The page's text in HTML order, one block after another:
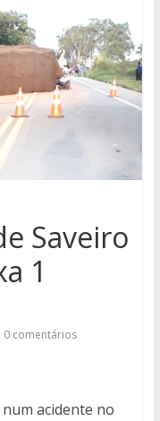
Saveiro
1
0 comentários
acidente no